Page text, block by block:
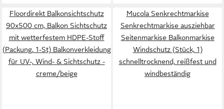
Floordirekt Balkonsichtschutz
90x500 cm, Balkon Sichtschutz
mit wetterfestem HDPE-Stoff
(Packung, 1-St) Balkonverkleidung
für UV-, Wind- & Sichtschutz -
creme/beige
Mucola Senkrechtmarkise
Senkrechtmarkise ausziehbar
Seitenmarkise Balkonmarkise
Windschutz (Stück, 1)
schnelltrocknend, reißfest und
windbeständig